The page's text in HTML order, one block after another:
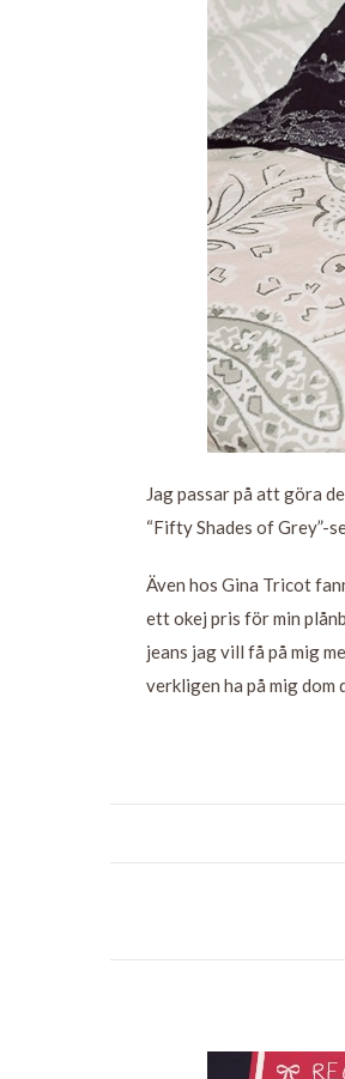
Jag passar på att göra
“Fifty Shades of Grey”-
Även hos Gina Tricot
ett okej pris för min
jeans jag vill få på mig
verkligen ha på mig dom